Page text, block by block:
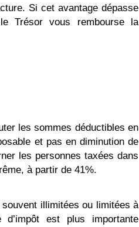
Si cet avantage dépasse
Trésor vous rembourse la
les sommes déductibles en
et pas en diminution de
les personnes taxées dans
à partir de 41%.
illimitées ou limitées à
d’impôt est plus importante